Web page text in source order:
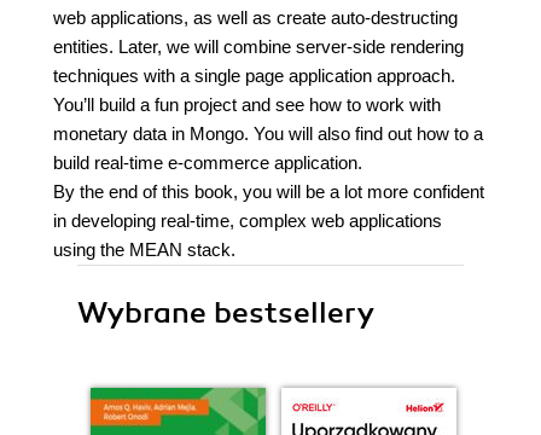
web applications, as well as create auto-destructing
entities. Later, we will combine server-side rendering
techniques with a single page application approach.
You’ll build a fun project and see how to work with
monetary data in Mongo. You will also find out how to a
build real-time e-commerce application.
By the end of this book, you will be a lot more confident
in developing real-time, complex web applications
using the MEAN stack.
Wybrane bestsellery